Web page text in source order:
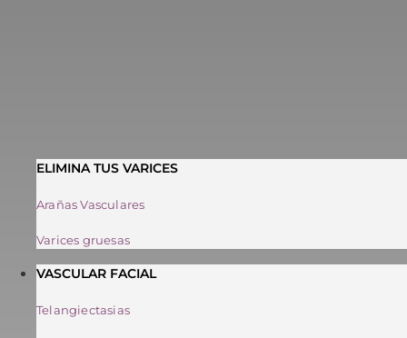
ELIMINA TUS VARICES
Arañas Vasculares
Varices gruesas
VASCULAR FACIAL
Telangiectasias